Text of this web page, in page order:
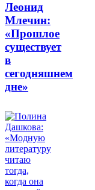
Леонид
Млечин:
«Прошлое
существует
в
сегодняшнем
дне»